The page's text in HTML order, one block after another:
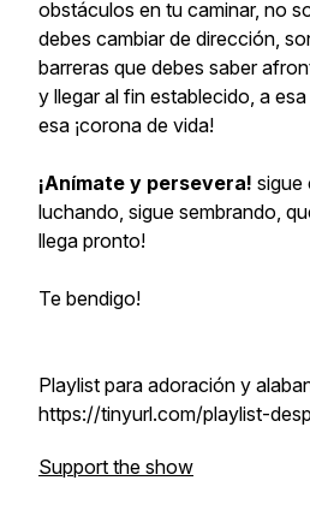
obstáculos en tu caminar, no
debes cambiar de dirección,
barreras que debes saber
y llegar al fin establecido, a
esa ¡corona de vida!
¡Anímate y persevera! sigue
luchando, sigue sembrando,
llega pronto!
Te bendigo!
Playlist para adoración y
https://tinyurl.com/playlist-
Support the show